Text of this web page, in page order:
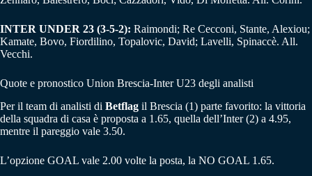
INTER UNDER 23 (3-5-2): Raimondi; Re Cecconi, Stante, Alexiou;
Kamate, Bovo, Fiordilino, Topalovic, David; Lavelli, Spinaccè. All.
Vecchi.
Quote e pronostico Union Brescia-Inter U23 degli analisti
Per il team di analisti di Betflag il Brescia (1) parte favorito: la vittoria
della squadra di casa è proposta a 1.65, quella dell’Inter (2) a 4.95,
mentre il pareggio vale 3.50.
L’opzione GOAL vale 2.00 volte la posta, la NO GOAL 1.65.